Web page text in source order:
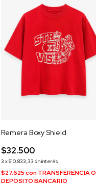
Remera Boxy Shield
$32.500
3 x$10.833,33 sin interés
$27.625conTRANSFERENCIA O
DEPOSITO BANCARIO